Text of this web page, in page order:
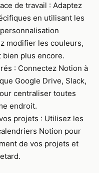
de travail : Adaptez
en utilisant les
modifier les couleurs,
bien plus encore.
: Connectez Notion à
Google Drive, Slack,
centraliser toutes
endroit.
projets : Utilisez les
Notion pour
de vos projets et